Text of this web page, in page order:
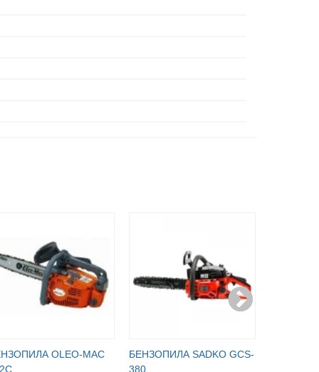
OLEO-МАC
БЕНЗОПИЛА SADKO GCS-
380